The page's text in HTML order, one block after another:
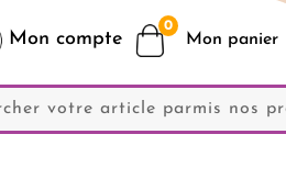
Mon compte
0